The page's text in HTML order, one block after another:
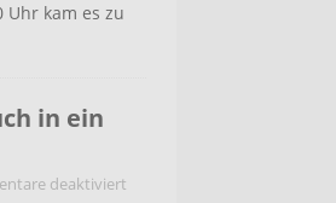
Uhr kam es zu
in ein
deaktiviert